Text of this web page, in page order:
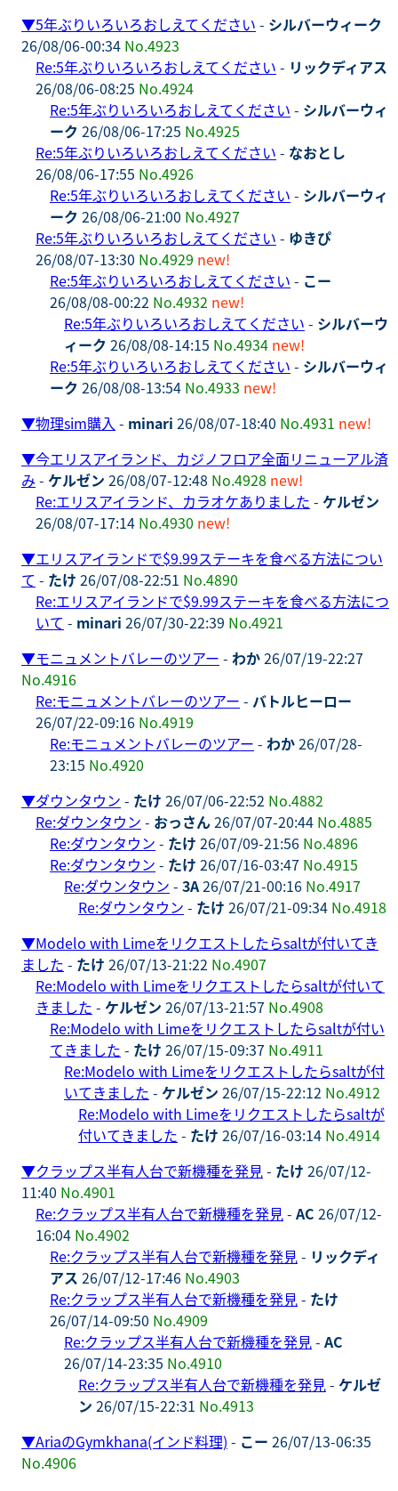
▼5年ぶりいろいろおしえてください - シルバーウィーク
26/08/06-00:34 No.4923
Re:5年ぶりいろいろおしえてください - リックディアス
26/08/06-08:25 No.4924
Re:5年ぶりいろいろおしえてください - シルバーウィ
ーク 26/08/06-17:25 No.4925
Re:5年ぶりいろいろおしえてください - なおとし
26/08/06-17:55 No.4926
Re:5年ぶりいろいろおしえてください - シルバーウィ
ーク 26/08/06-21:00 No.4927
Re:5年ぶりいろいろおしえてください - ゆきぴ
26/08/07-13:30 No.4929 new!
Re:5年ぶりいろいろおしえてください - こー
26/08/08-00:22 No.4932 new!
Re:5年ぶりいろいろおしえてください - シルバーウ
ィーク 26/08/08-14:15 No.4934 new!
Re:5年ぶりいろいろおしえてください - シルバーウィ
ーク 26/08/08-13:54 No.4933 new!
▼物理sim購入 - minari 26/08/07-18:40 No.4931 new!
▼今エリスアイランド、カジノフロア全面リニューアル済
み - ケルゼン 26/08/07-12:48 No.4928 new!
Re:エリスアイランド、カラオケありました - ケルゼン
26/08/07-17:14 No.4930 new!
▼エリスアイランドで$9.99ステーキを食べる方法につい
て - たけ 26/07/08-22:51 No.4890
Re:エリスアイランドで$9.99ステーキを食べる方法につ
いて - minari 26/07/30-22:39 No.4921
▼モニュメントバレーのツアー - わか26/07/19-22:27
No.4916
Re:モニュメントバレーのツアー - バトルヒーロー
26/07/22-09:16 No.4919
Re:モニュメントバレーのツアー - わか26/07/28-
23:15 No.4920
▼ダウンタウン - たけ 26/07/06-22:52 No.4882
Re:ダウンタウン - おっさん26/07/07-20:44 No.4885
Re:ダウンタウン - たけ 26/07/09-21:56 No.4896
Re:ダウンタウン - たけ 26/07/16-03:47 No.4915
Re:ダウンタウン - 3A26/07/21-00:16 No.4917
Re:ダウンタウン - たけ 26/07/21-09:34 No.4918
▼Modelo with Limeをリクエストしたらsaltが付いてき
ました - たけ 26/07/13-21:22 No.4907
Re:Modelo with Limeをリクエストしたらsaltが付いて
きました - ケルゼン 26/07/13-21:57 No.4908
Re:Modelo with Limeをリクエストしたらsaltが付い
てきました - たけ 26/07/15-09:37 No.4911
Re:Modelo with Limeをリクエストしたらsaltが付
いてきました - ケルゼン 26/07/15-22:12 No.4912
Re:Modelo with Limeをリクエストしたらsaltが
付いてきました - たけ 26/07/16-03:14 No.4914
▼クラップス半有人台で新機種を発見- たけ 26/07/12-
11:40 No.4901
Re:クラップス半有人台で新機種を発見- AC 26/07/12-
16:04 No.4902
Re:クラップス半有人台で新機種を発見- リックディ
アス 26/07/12-17:46 No.4903
Re:クラップス半有人台で新機種を発見- たけ
26/07/14-09:50 No.4909
Re:クラップス半有人台で新機種を発見- AC
26/07/14-23:35 No.4910
Re:クラップス半有人台で新機種を発見- ケルゼ
ン 26/07/15-22:31 No.4913
▼AriaのGymkhana(インド料理) - こー 26/07/13-06:35
No.4906